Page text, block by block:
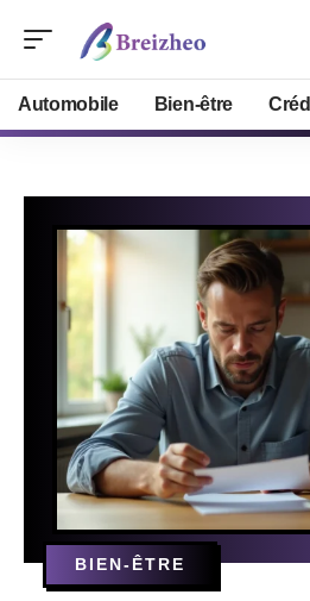
Automobile Bien-être
BIEN-ÊTRE